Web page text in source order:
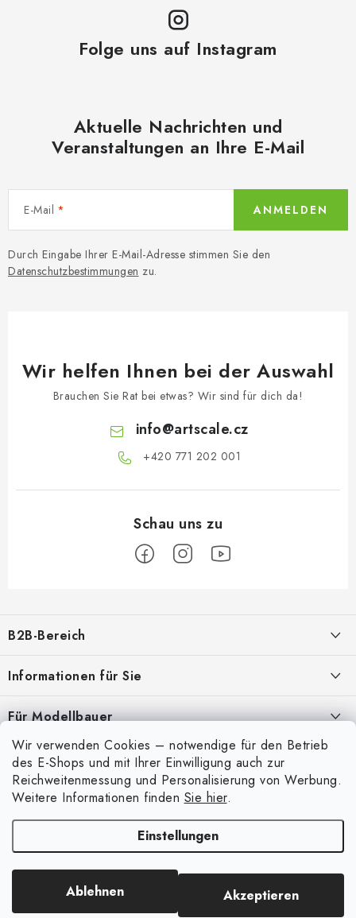
Wir verwenden Cookies – notwendige für den Betrieb
des E-Shops und mit Ihrer Einwilligung auch zur
Reichweitenmessung und Personalisierung von Werbung.
Weitere Informationen finden Sie hier.
Einstellungen
Ablehnen Akzeptieren
Folge uns auf Instagram
Aktuelle Nachrichten und
Veranstaltungen an Ihre E-Mail
E-Mail
Durch Eingabe Ihrer E-Mail-Adresse stimmen Sie den
Datenschutzbestimmungen zu.
ANMELDEN
Wir helfen Ihnen bei der Auswahl
Brauchen Sie Rat bei etwas? Wir sind für dich da!
info@artscale.cz
+420 771 202 001​
ß
z
e
l
B2B-Bereich
Geschäftspartner, die Bereitstellung geeigneter Dienstleistungen und
ANMELDUNG
Informationen für Sie
Meine Bestellung
Kontakte
Versand und Bezahlung
Bedingungen und Konditionen
Datenschutzbestimmungen
Beschwerdeverfahren
Für Modellbauer
Modellfarben-Umrechner
Art Scale Modellbau-Glossar
FAQ
Persönliche Abholung in Liberec
Facebook-Gruppe ASK Builders
Mein Konto
Anmelden
Registrierung
Bestellhistorie
. Alle Rechte vorbehalten.